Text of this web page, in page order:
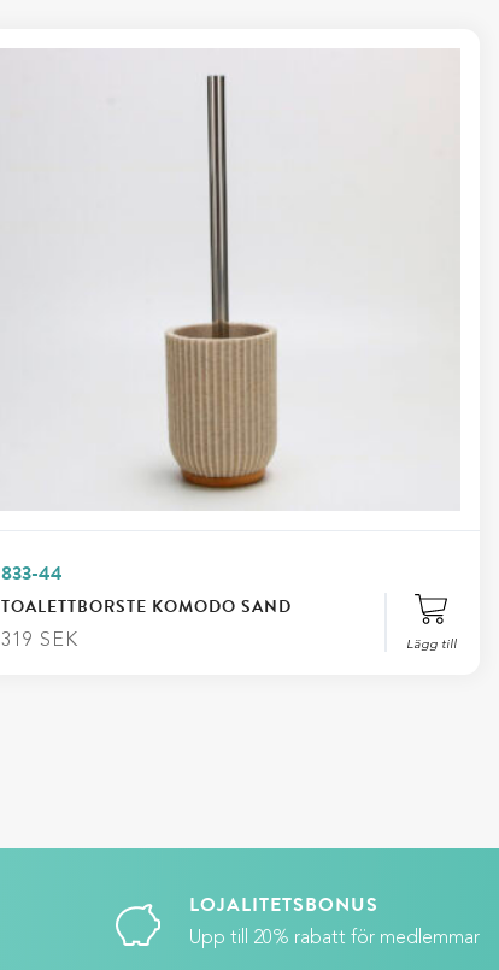
833-44
TOALETTBORSTE KOMODO SAND
319 SEK Lägg till
LOJALITETSBONUS
Upp till 20% rabatt för medlemmar